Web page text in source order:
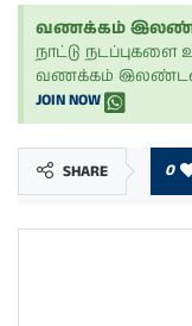
வணக்கம் இலண்டன்
நாட்டு
வணக்கம் இலண்டன்
JOIN NOW
SHARE 0